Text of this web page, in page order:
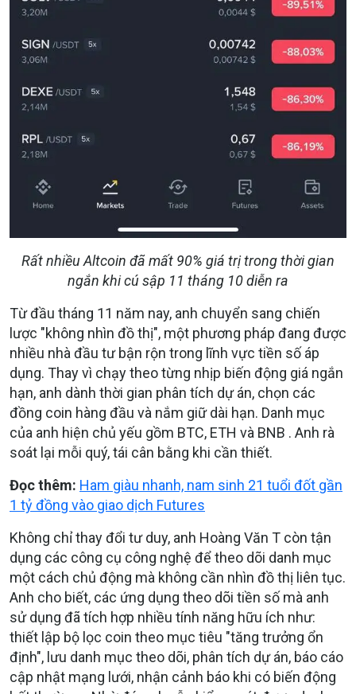
Rất nhiều Altcoin đã mất 90% giá trị trong thời gian
ngắn khi cú sập 11 tháng 10 diễn ra
Từ đầu tháng 11 năm nay, anh chuyển sang chiến
lược "không nhìn đồ thị", một phương pháp đang được
nhiều nhà đầu tư bận rộn trong lĩnh vực tiền số áp
dụng. Thay vì chạy theo từng nhịp biến động giá ngắn
hạn, anh dành thời gian phân tích dự án, chọn các
đồng coin hàng đầu và nắm giữ dài hạn. Danh mục
của anh hiện chủ yếu gồm BTC, ETH và BNB . Anh rà
soát lại mỗi quý, tái cân bằng khi cần thiết.
Đọc thêm: Ham giàu nhanh, nam sinh 21 tuổi đốt gần
1 tỷ đồng vào giao dịch Futures
Không chỉ thay đổi tư duy, anh Hoàng Văn T còn tận
dụng các công cụ công nghệ để theo dõi danh mục
một cách chủ động mà không cần nhìn đồ thị liên tục.
Anh cho biết, các ứng dụng theo dõi tiền số mà anh
sử dụng đã tích hợp nhiều tính năng hữu ích như:
thiết lập bộ lọc coin theo mục tiêu "tăng trưởng ổn
định", lưu danh mục theo dõi, phân tích dự án, báo cáo
cập nhật mạng lưới, nhận cảnh báo khi có biến động